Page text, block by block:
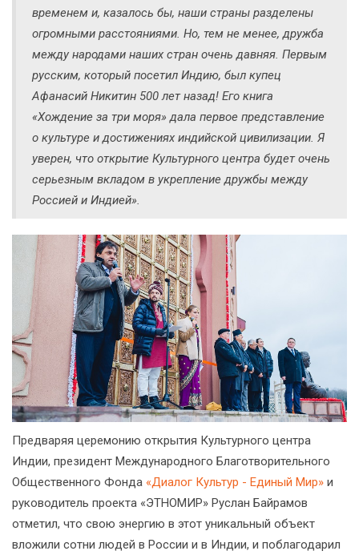
временем и, казалось бы, наши страны разделены
огромными расстояниями. Но, тем не менее, дружба
между народами наших стран очень давняя. Первым
русским, который посетил Индию, был купец
Афанасий Никитин 500 лет назад! Его книга
«Хождение за три моря» дала первое представление
о культуре и достижениях индийской цивилизации. Я
уверен, что открытие Культурного центра будет очень
серьезным вкладом в укрепление дружбы между
Россией и Индией».
Предваряя церемонию открытия Культурного центра
Индии, президент Международного Благотворительного
Общественного Фонда «Диалог Культур - Единый Мир» и
руководитель проекта «ЭТНОМИР» Руслан Байрамов
отметил, что свою энергию в этот уникальный объект
вложили сотни людей в России и в Индии, и поблагодарил